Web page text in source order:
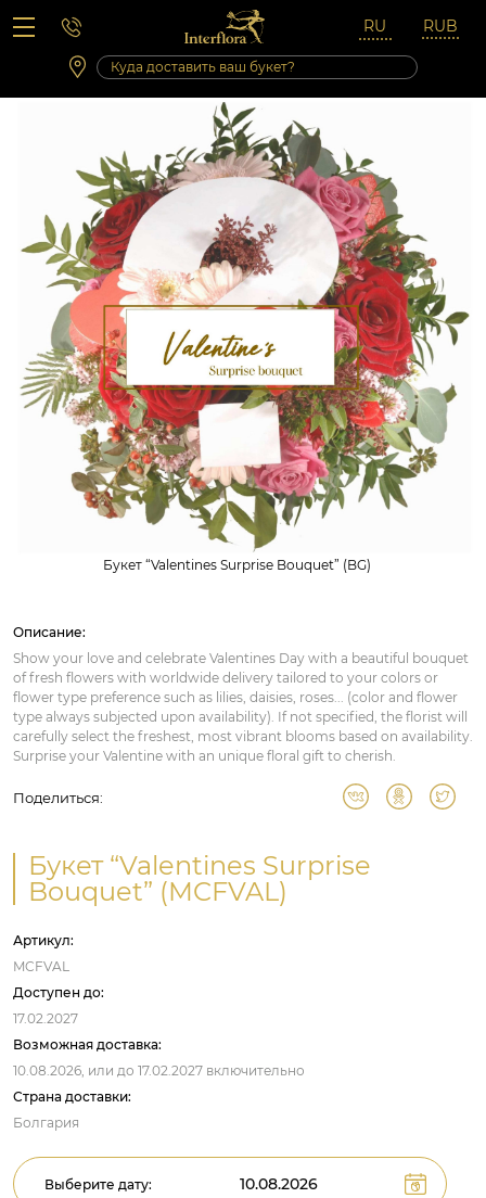
Вопросы-ответы
Сб 10:00 ‐ 14:00
Выходные и праздничные дни
Букет “Valentines Surprise Bouquet” (BG)
Описание:
Show your love and celebrate Valentines Day with a beautiful bouquet
of fresh flowers with worldwide delivery tailored to your colors or
flower type preference such as lilies, daisies, roses... (color and flower
type always subjected upon availability). If not specified, the florist will
carefully select the freshest, most vibrant blooms based on availability.
Surprise your Valentine with an unique floral gift to cherish.
Поделиться:
Букет “Valentines Surprise
Bouquet” (MCFVAL)
Артикул:
MCFVAL
Доступен до:
17.02.2027
Возможная доставка:
10.08.2026, или до 17.02.2027 включительно
Страна доставки:
Болгария
Выберите дату: